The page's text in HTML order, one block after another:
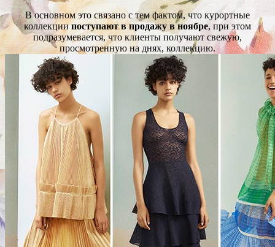
В основном это связано с тем фактом, что курортные
коллекциипоступают в продажу в ноябре, при этом
подразумевается, что клиенты получают свежую,
просмотренную на днях, коллекцию.